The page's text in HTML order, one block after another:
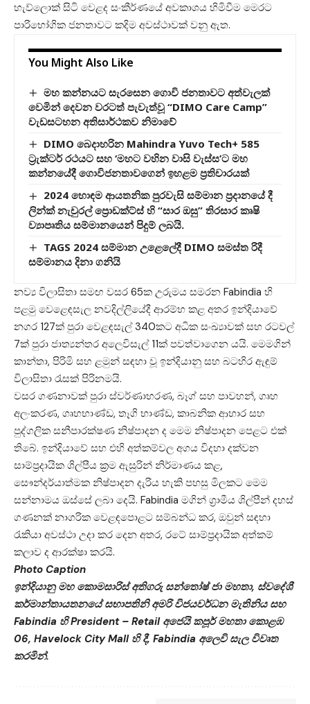
හැව්ලොක් සිටි වෙළද සංකීර්ණයේ අවකාශය හිමිවීම මෙරට
පාරිභෝගික ජනතාවට කදිම අවස්ථාවක් වනු ඇත.
You Might Also Like
මහ කන්නයට සැරසෙන ගොවි ජනතාවට අත්වැලක්
වෙමින් දෙවන වරටත් පැවැත්වූ “DIMO Care Camp”
වැඩසටහන අතිසාර්ථකව නිමාවේ
DIMO බෙදාහරින Mahindra Yuvo Tech+ 585
ට්‍රැක්ටර් රථයට සහ ‘මහට වහින වාසි වැස්ස’ට මහ
කන්නයේදී ගොවිජනතාවගෙන් ඉහළම ප්‍රතිචාරයක්
2024 හොඳම ආයතනික පුරවැසි සම්මාන ප්‍රදානයේ දී
ලින්ක් නැචුරල් ප්‍රොඩක්ට්ස් හි “සාර ඔසු” තිරසාර කෘෂි
ව්‍යාපෘතිය සම්මානයෙන් පිදුම් ලබයි.
TAGS 2024 සම්මාන උළෙලේදී DIMO සමස්ත රිදී
සම්මානය දිනා ගනියි
නව්‍ය විලාසිතා සමඟ වසර 65ක උරුමය සමරන Fabindia හි
පළමු වෙළෙඳසැල නවදිල්ලියේදී ආරම්භ කළ අතර ඉන්දියාවේ
නගර 127ක් පුරා වෙළඳසැල් 340කට අධික සංඛ්‍යාවක් සහ රටවල්
7ක් පුරා ජාත්‍යන්තර අලෙවිසැල් 11ක් පවත්වාගෙන යයි. මෙමගින්
කාන්තා, පිරිමි සහ ළමුන් සඳහා වූ ඉන්දියානු සහ බටහිර ඇඳුම්
විලාසිතා රැසක් පිරිනමයි.
වසර ගණනාවක් පුරා ස්වර්ණාභරණ, බෑග් සහ පාවහන්, ගෘහ
අලංකරණ, ගෘහභාණ්ඩ, තෑගි භාණ්ඩ, කාබනික ආහාර සහ
පුද්ගලික සනීපාරක්ෂණ නිෂ්පාදන ද මෙම නිෂ්පාදන පෙළට එක්
තිබේ. ඉන්දියාවේ සහ එහි අත්කම්වල අගය විදහා දක්වන
සාම්ප්‍රදායික ශිල්පීය ක්‍රම ඇසුරින් නිර්මාණය කළ,
සෞන්දර්යාත්මක නිෂ්පාදන දැරිය හැකි පහසු මිලකට මෙම
සන්නාමය ඔස්සේ ලබා දෙයි. Fabindia මගින් ග්‍රාමීය ශිල්පීන් දහස්
ගණනක් නාගරික වෙළඳපොළට සම්බන්ධ කර, ඔවුන් සඳහා
රැකියා අවස්ථා උදා කර දෙන අතර, රටේ සාම්ප්‍රදායික අත්කම්
කලාව ද ආරක්ෂා කරයි.
Photo Caption
ඉන්දියානු මහ කොමසාරිස් අතිගරු සන්තෝෂ් ජා මහතා, ස්වදේශී
කර්මාන්තායතනයේ සභාපතිනි අමරි විජයවර්ධන මැතිනියසහ
Fabindia හි President – Retail අජෙයි කපූර් මහතා කොළඹ
06, Havelock City Mall හි දී, Fabindia අලෙවි සැල විවෘත
කරමින්.